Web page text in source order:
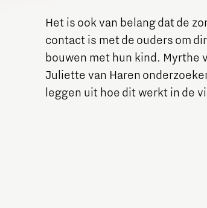
Het is ook van belang dat de
contact is met de ouders om
bouwen met hun kind. Myrthe
Juliette van Haren
leggen uit hoe dit werkt in de